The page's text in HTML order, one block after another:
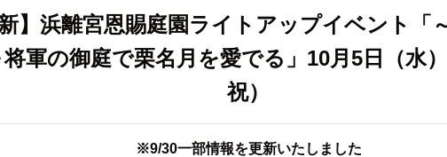
新】浜離宮恩賜庭園ライトアップイベント「
将軍の御庭で栗名月を愛でる」10月5日（水
祝）
※9/30一部情報を更新いたしました